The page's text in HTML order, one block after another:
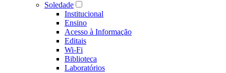
Soledade
Institucional
Ensino
Acesso à Informação
Editais
Wi-Fi
Biblioteca
Laboratórios